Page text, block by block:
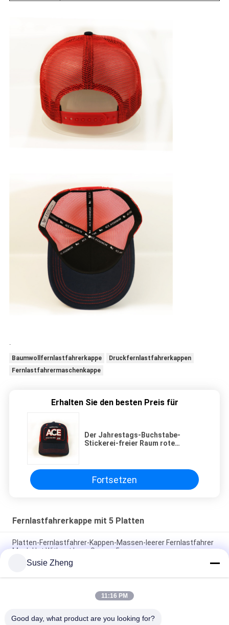
.
Baumwollfernlastfahrerkappe
Druckfernlastfahrerkappen
Fernlastfahrermaschenkappe
Erhalten Sie den besten Preis für
Der Jahrestags-Buchstabe-
Stickerei-freier Raum rote
kundenspezifischer des Logo-3D
Fortsetzen
Fernlastfahrerkappe mit 5 Platten
Platten-Fernlastfahrer-Kappen-Massen-leerer Fernlastfahrer
Mesh Hat Without Logo Soems 5
Kappen Eco Hip Hops freundlich
Erwachsene Kinder kurven Platten-Fernlastfahrer-Kappe
Susie Zheng
11:16 PM
Good day, what product are you looking for?